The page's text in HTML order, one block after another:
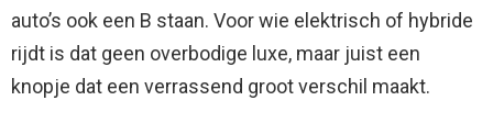
auto’s ook een B staan. Voor wie elektrisch of hybride
rijdt is dat geen overbodige luxe, maar juist een
knopje dat een verrassend groot verschil maakt.